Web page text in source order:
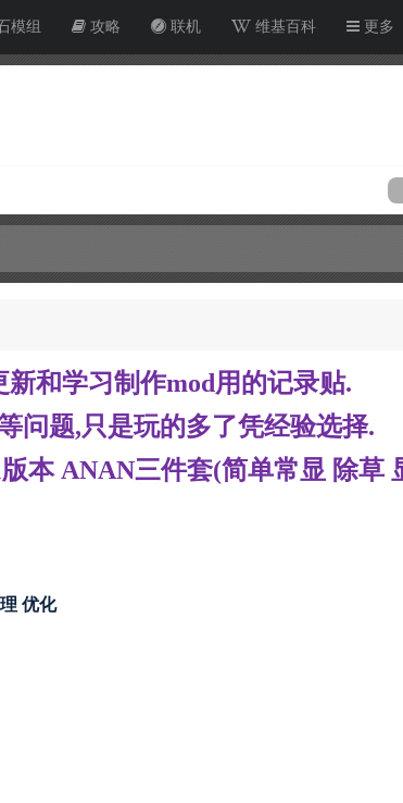
模组 攻略 联机 维基百科 更多
和学习制作mod用的记录贴.
问题,只是玩的多了凭经验选择.
本 ANAN三件套(简单常显 除草
优化